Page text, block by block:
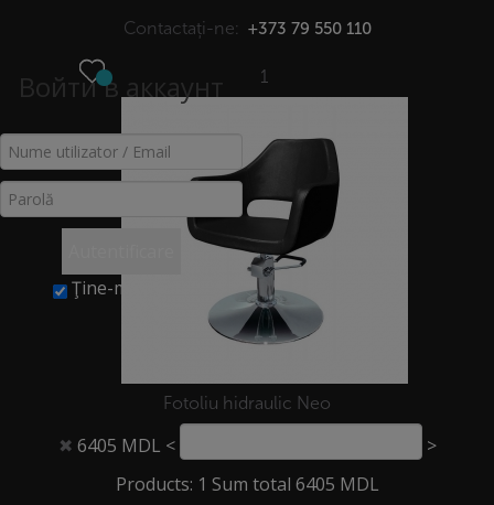
Contactați-ne: +373 79 550 110
Войти в аккаунт
Ţine-mă minte
1
Fotoliu hidraulic Neo
✖ 6405 MDL <
>
Products: 1 Sum total 6405 MDL
COȘ
Acasă
©2026Copyright. Loial. All Rights Reserved.